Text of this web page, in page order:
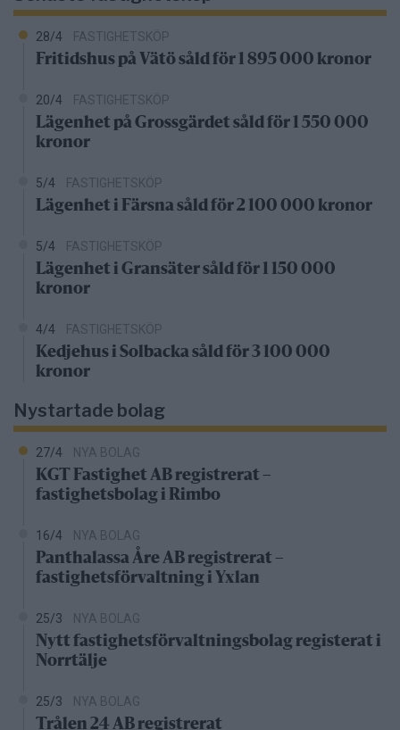
28/4 FASTIGHETSKÖP
Fritidshus på Vätö såld för 1 895 000 kronor
20/4 FASTIGHETSKÖP
Lägenhet på Grossgärdet såld för 1 550 000
kronor
5/4 FASTIGHETSKÖP
Lägenhet i Färsna såld för 2 100 000 kronor
5/4 FASTIGHETSKÖP
Lägenhet i Gransäter såld för 1 150 000
kronor
4/4 FASTIGHETSKÖP
Kedjehus i Solbacka såld för 3 100 000
kronor
Nystartade bolag
27/4 NYA BOLAG
KGT Fastighet AB registrerat –
fastighetsbolag i Rimbo
16/4 NYA BOLAG
Panthalassa Åre AB registrerat –
fastighetsförvaltning i Yxlan
25/3 NYA BOLAG
Nytt fastighetsförvaltningsbolag registerat i
Norrtälje
25/3 NYA BOLAG
Trålen 24 AB registrerat